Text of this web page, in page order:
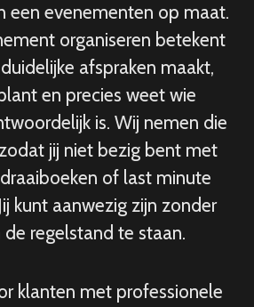
een evenementen op maat.
organiseren betekent
afspraken maakt,
en precies weet wie
is. Wij nemen die
jij niet bezig bent met
of last minute
kunt aanwezig zijn zonder
de regelstand te staan.
klanten met professionele